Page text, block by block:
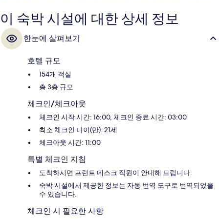
단히 만족하셨어요.
이 숙박 시설에 대한 상세 정보
한눈에 살펴보기
호텔 규모
154개 객실
총 3층 규모
체크인/체크아웃
체크인 시작 시간: 16:00, 체크인 종료 시간: 03:00
최소 체크인 나이(만): 21세
체크아웃 시간: 11:00
특별 체크인 지침
도착하시면 프런트 데스크 직원이 안내해 드립니다.
숙박 시설에서 제공한 정보는 자동 번역 도구로 번역되었을
수 있습니다.
체크인 시 필요한 사항